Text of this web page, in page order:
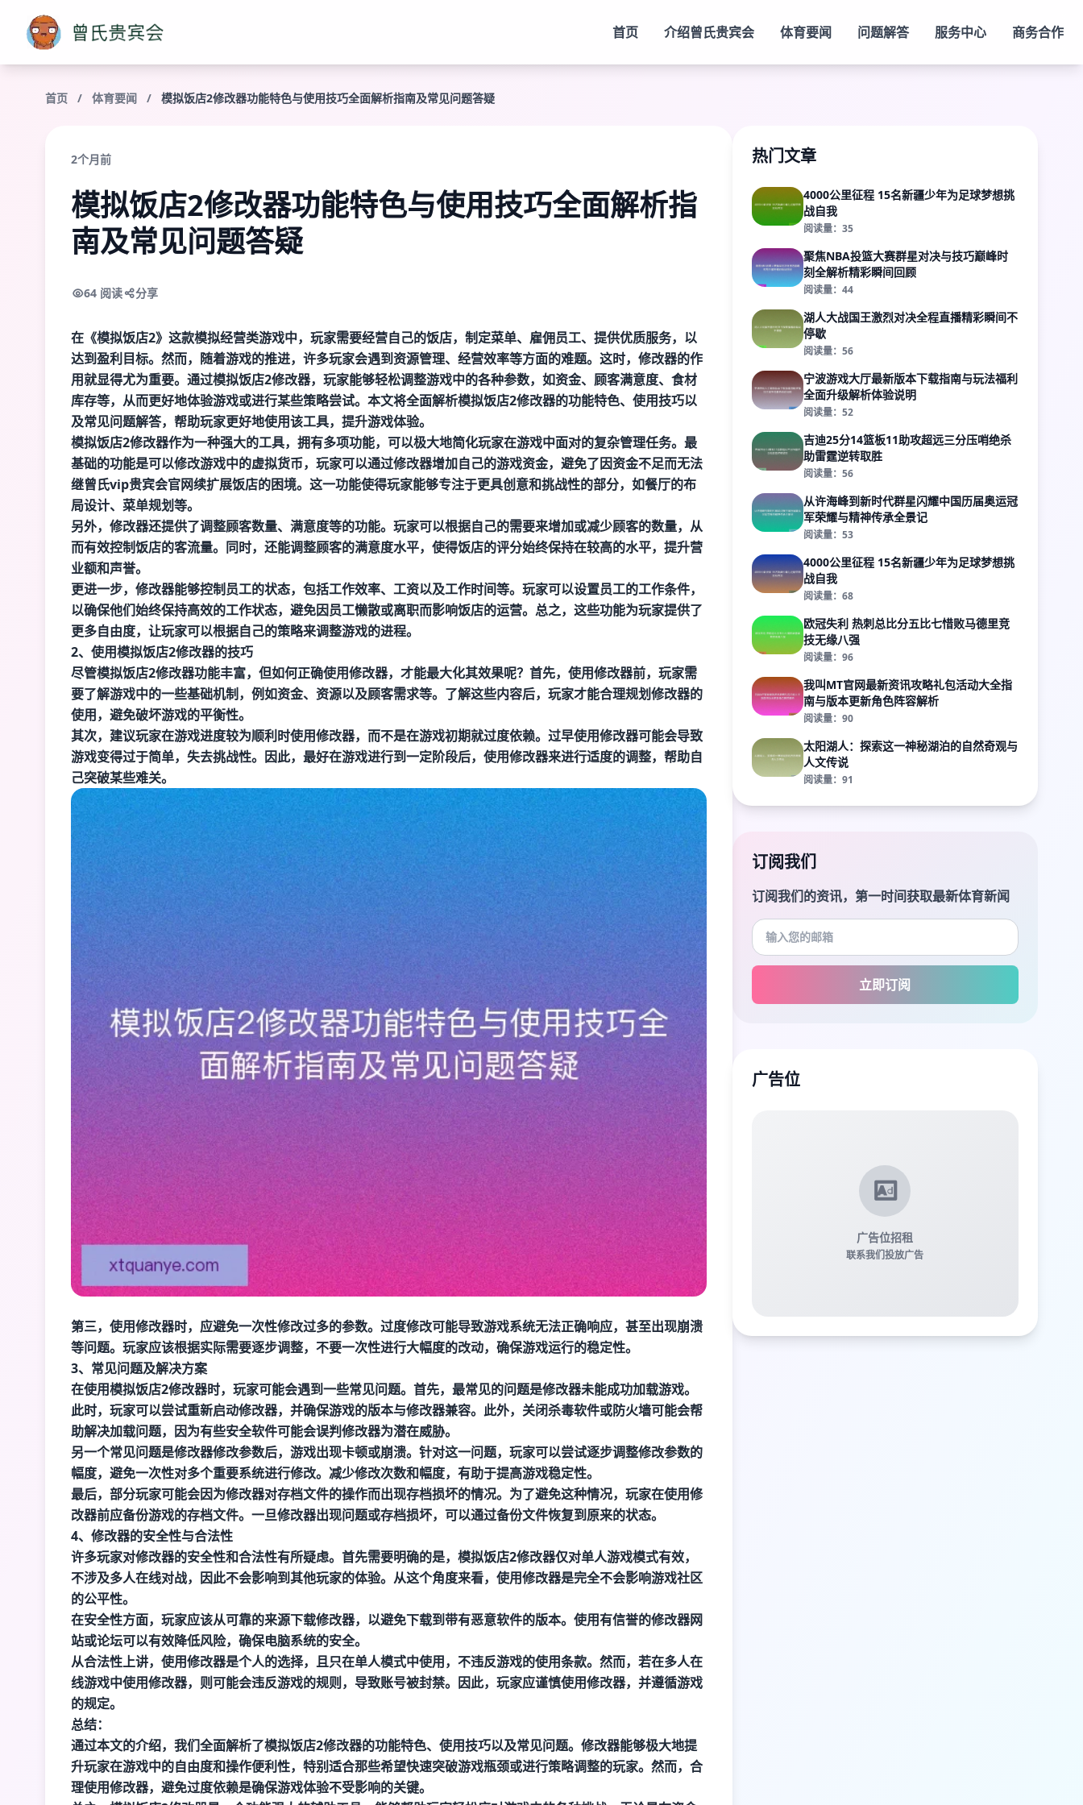
首页 介绍曾氏贵宾会 体育要闻 问题解答 服务中心 商务合作
首页 / 体育要闻 / 模拟饭店2修改器功能特色与使用技巧全面解析指南及常见问题答疑
2个月前
模拟饭店2修改器功能特色与使用技巧全面解析指
南及常见问题答疑
64 阅读 分享
在《模拟饭店2》这款模拟经营类游戏中，玩家需要经营自己的饭店，制定菜单、雇佣员工、提供优质服务，以
达到盈利目标。然而，随着游戏的推进，许多玩家会遇到资源管理、经营效率等方面的难题。这时，修改器的作
用就显得尤为重要。通过模拟饭店2修改器，玩家能够轻松调整游戏中的各种参数，如资金、顾客满意度、食材
库存等，从而更好地体验游戏或进行某些策略尝试。本文将全面解析模拟饭店2修改器的功能特色、使用技巧以
及常见问题解答，帮助玩家更好地使用该工具，提升游戏体验。
模拟饭店2修改器作为一种强大的工具，拥有多项功能，可以极大地简化玩家在游戏中面对的复杂管理任务。最
基础的功能是可以修改游戏中的虚拟货币，玩家可以通过修改器增加自己的游戏资金，避免了因资金不足而无法
继曾氏vip贵宾会官网续扩展饭店的困境。这一功能使得玩家能够专注于更具创意和挑战性的部分，如餐厅的布
局设计、菜单规划等。
另外，修改器还提供了调整顾客数量、满意度等的功能。玩家可以根据自己的需要来增加或减少顾客的数量，从
而有效控制饭店的客流量。同时，还能调整顾客的满意度水平，使得饭店的评分始终保持在较高的水平，提升营
业额和声誉。
更进一步，修改器能够控制员工的状态，包括工作效率、工资以及工作时间等。玩家可以设置员工的工作条件，
以确保他们始终保持高效的工作状态，避免因员工懒散或离职而影响饭店的运营。总之，这些功能为玩家提供了
更多自由度，让玩家可以根据自己的策略来调整游戏的进程。
2、使用模拟饭店2修改器的技巧
尽管模拟饭店2修改器功能丰富，但如何正确使用修改器，才能最大化其效果呢？首先，使用修改器前，玩家需
要了解游戏中的一些基础机制，例如资金、资源以及顾客需求等。了解这些内容后，玩家才能合理规划修改器的
使用，避免破坏游戏的平衡性。
其次，建议玩家在游戏进度较为顺利时使用修改器，而不是在游戏初期就过度依赖。过早使用修改器可能会导致
游戏变得过于简单，失去挑战性。因此，最好在游戏进行到一定阶段后，使用修改器来进行适度的调整，帮助自
己突破某些难关。
第三，使用修改器时，应避免一次性修改过多的参数。过度修改可能导致游戏系统无法正确响应，甚至出现崩溃
等问题。玩家应该根据实际需要逐步调整，不要一次性进行大幅度的改动，确保游戏运行的稳定性。
3、常见问题及解决方案
在使用模拟饭店2修改器时，玩家可能会遇到一些常见问题。首先，最常见的问题是修改器未能成功加载游戏。
此时，玩家可以尝试重新启动修改器，并确保游戏的版本与修改器兼容。此外，关闭杀毒软件或防火墙可能会帮
助解决加载问题，因为有些安全软件可能会误判修改器为潜在威胁。
另一个常见问题是修改器修改参数后，游戏出现卡顿或崩溃。针对这一问题，玩家可以尝试逐步调整修改参数的
幅度，避免一次性对多个重要系统进行修改。减少修改次数和幅度，有助于提高游戏稳定性。
最后，部分玩家可能会因为修改器对存档文件的操作而出现存档损坏的情况。为了避免这种情况，玩家在使用修
改器前应备份游戏的存档文件。一旦修改器出现问题或存档损坏，可以通过备份文件恢复到原来的状态。
4、修改器的安全性与合法性
许多玩家对修改器的安全性和合法性有所疑虑。首先需要明确的是，模拟饭店2修改器仅对单人游戏模式有效，
不涉及多人在线对战，因此不会影响到其他玩家的体验。从这个角度来看，使用修改器是完全不会影响游戏社区
的公平性。
在安全性方面，玩家应该从可靠的来源下载修改器，以避免下载到带有恶意软件的版本。使用有信誉的修改器网
站或论坛可以有效降低风险，确保电脑系统的安全。
从合法性上讲，使用修改器是个人的选择，且只在单人模式中使用，不违反游戏的使用条款。然而，若在多人在
线游戏中使用修改器，则可能会违反游戏的规则，导致账号被封禁。因此，玩家应谨慎使用修改器，并遵循游戏
的规定。
总结：
通过本文的介绍，我们全面解析了模拟饭店2修改器的功能特色、使用技巧以及常见问题。修改器能够极大地提
升玩家在游戏中的自由度和操作便利性，特别适合那些希望快速突破游戏瓶颈或进行策略调整的玩家。然而，合
理使用修改器，避免过度依赖是确保游戏体验不受影响的关键。
热门文章
4000公里征程 15名新疆少年为足球梦想挑
战自我
阅读量：35
聚焦NBA投篮大赛群星对决与技巧巅峰时
刻全解析精彩瞬间回顾
阅读量：44
湖人大战国王激烈对决全程直播精彩瞬间不
停歇
阅读量：56
宁波游戏大厅最新版本下载指南与玩法福利
全面升级解析体验说明
阅读量：52
吉迪25分14篮板11助攻超远三分压哨绝杀
助雷霆逆转取胜
阅读量：56
从许海峰到新时代群星闪耀中国历届奥运冠
军荣耀与精神传承全景记
阅读量：53
4000公里征程 15名新疆少年为足球梦想挑
战自我
阅读量：68
欧冠失利 热刺总比分五比七惜败马德里竞
技无缘八强
阅读量：96
我叫MT官网最新资讯攻略礼包活动大全指
南与版本更新角色阵容解析
阅读量：90
太阳湖人：探索这一神秘湖泊的自然奇观与
人文传说
阅读量：91
订阅我们
订阅我们的资讯，第一时间获取最新体育新闻
立即订阅
广告位
广告位招租
联系我们投放广告